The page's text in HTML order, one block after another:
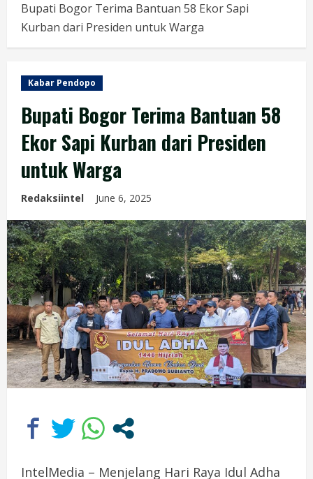
Bupati Bogor Terima Bantuan 58 Ekor Sapi
Kurban dari Presiden untuk Warga
Kabar Pendopo
Bupati Bogor Terima Bantuan 58
Ekor Sapi Kurban dari Presiden
untuk Warga
Redaksiintel June 6, 2025
IntelMedia – Menjelang Hari Raya Idul Adha